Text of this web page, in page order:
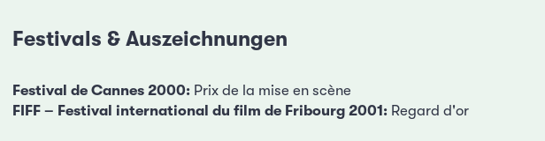
Festivals & Auszeichnungen
Festival de Cannes 2000: Prix de la mise en scène
FIFF – Festival international du film de Fribourg 2001:Regard d'or